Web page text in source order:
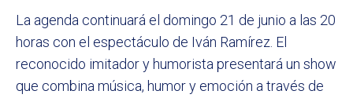
La agenda continuará el domingo 21 de junio a las 20
horas con el espectáculo de Iván Ramírez. El
reconocido imitador y humorista presentará un show
que combina música, humor y emoción a través de